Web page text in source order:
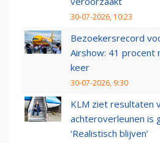
30-07-2026, 10:23
Bezoekersrecord
Airshow: 41 procent
keer
30-07-2026, 9:30
KLM ziet resultaten
achteroverleunen is
‘Realistisch blijven’